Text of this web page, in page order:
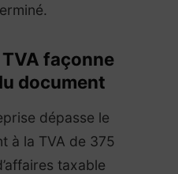
façonne
document
dépasse le
à la TVA de 375
taxable